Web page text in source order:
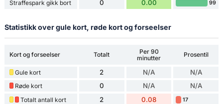
Straffespark gikk bort 0 0.00 99
Statistikk over gule kort, røde kort og forseelser
Kort og forseelser Totalt
Per 90
minutter
Prosentil
Gule kort 2 N/A N/A
Røde kort 0 N/A N/A
Totalt antall kort 2 0.08 17